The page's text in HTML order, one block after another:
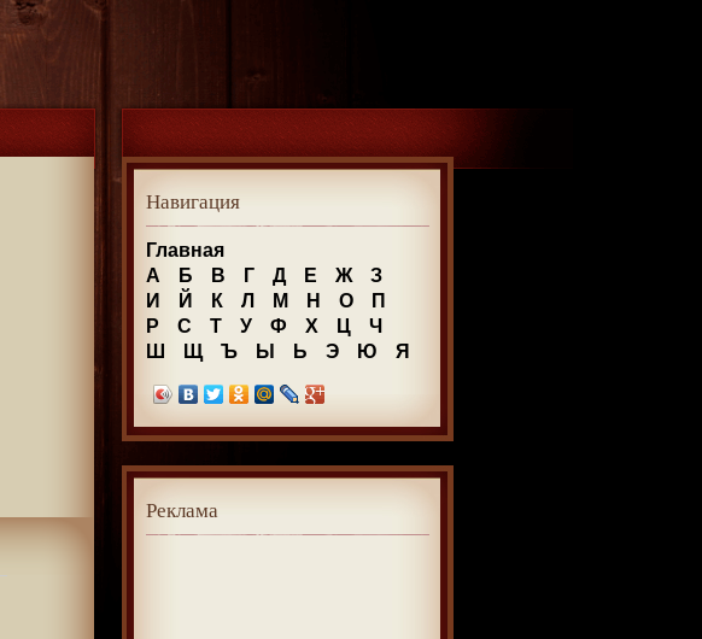
Навигация
Главная
А
Б В Г Д Е Ж
З
И
Й К Л М Н О
П
Р
С Т У Ф Х Ц
Ч
Ш
Щ Ъ Ы Ь Э Ю Я
Реклама